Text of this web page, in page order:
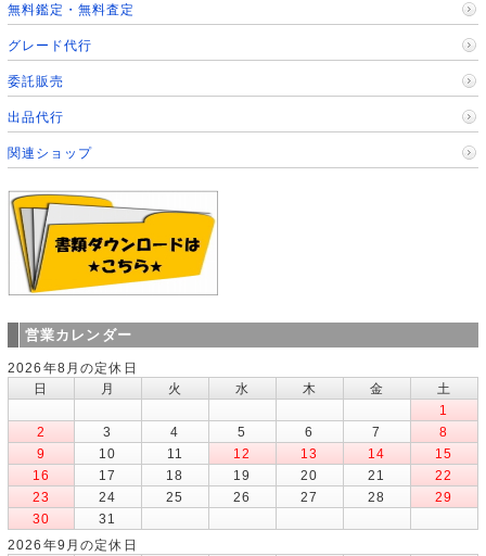
無料鑑定・無料査定
グレード代行
委託販売
出品代行
関連ショップ
営業カレンダー
2026年8月の定休日
日
月 火 水 木 金
土
1
2
3 4 5 6 7
8
9
10 11 12 13 14
15
16
17 18 19 20 21
22
23
24 25 26 27 28
29
30
31
2026年9月の定休日